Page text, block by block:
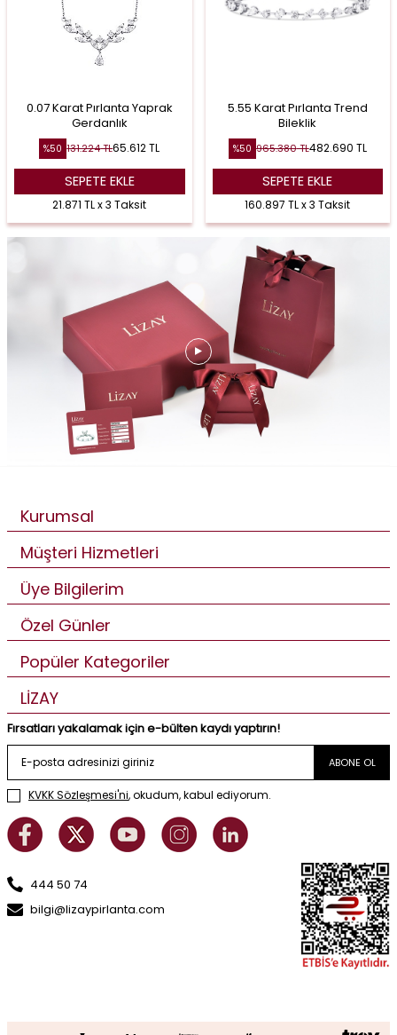
0.07 Karat Pırlanta Yaprak
Gerdanlık
%50 131.224TL65.612TL
SEPETE EKLE
21.871 TL x 3 Taksit
5.55 Karat Pırlanta Trend
Bileklik
%50 965.380TL482.690 TL
SEPETE EKLE
160.897 TL x 3 Taksit
Kurumsal
Müşteri Hizmetleri
Üye Bilgilerim
Özel Günler
Popüler Kategoriler
LİZAY
Fırsatları yakalamak için e-bülten kaydı yaptırın!
ABONE OL
KVKK Sözleşmesi'ni, okudum, kabul ediyorum.
444 50 74
bilgi@lizaypirlanta.com